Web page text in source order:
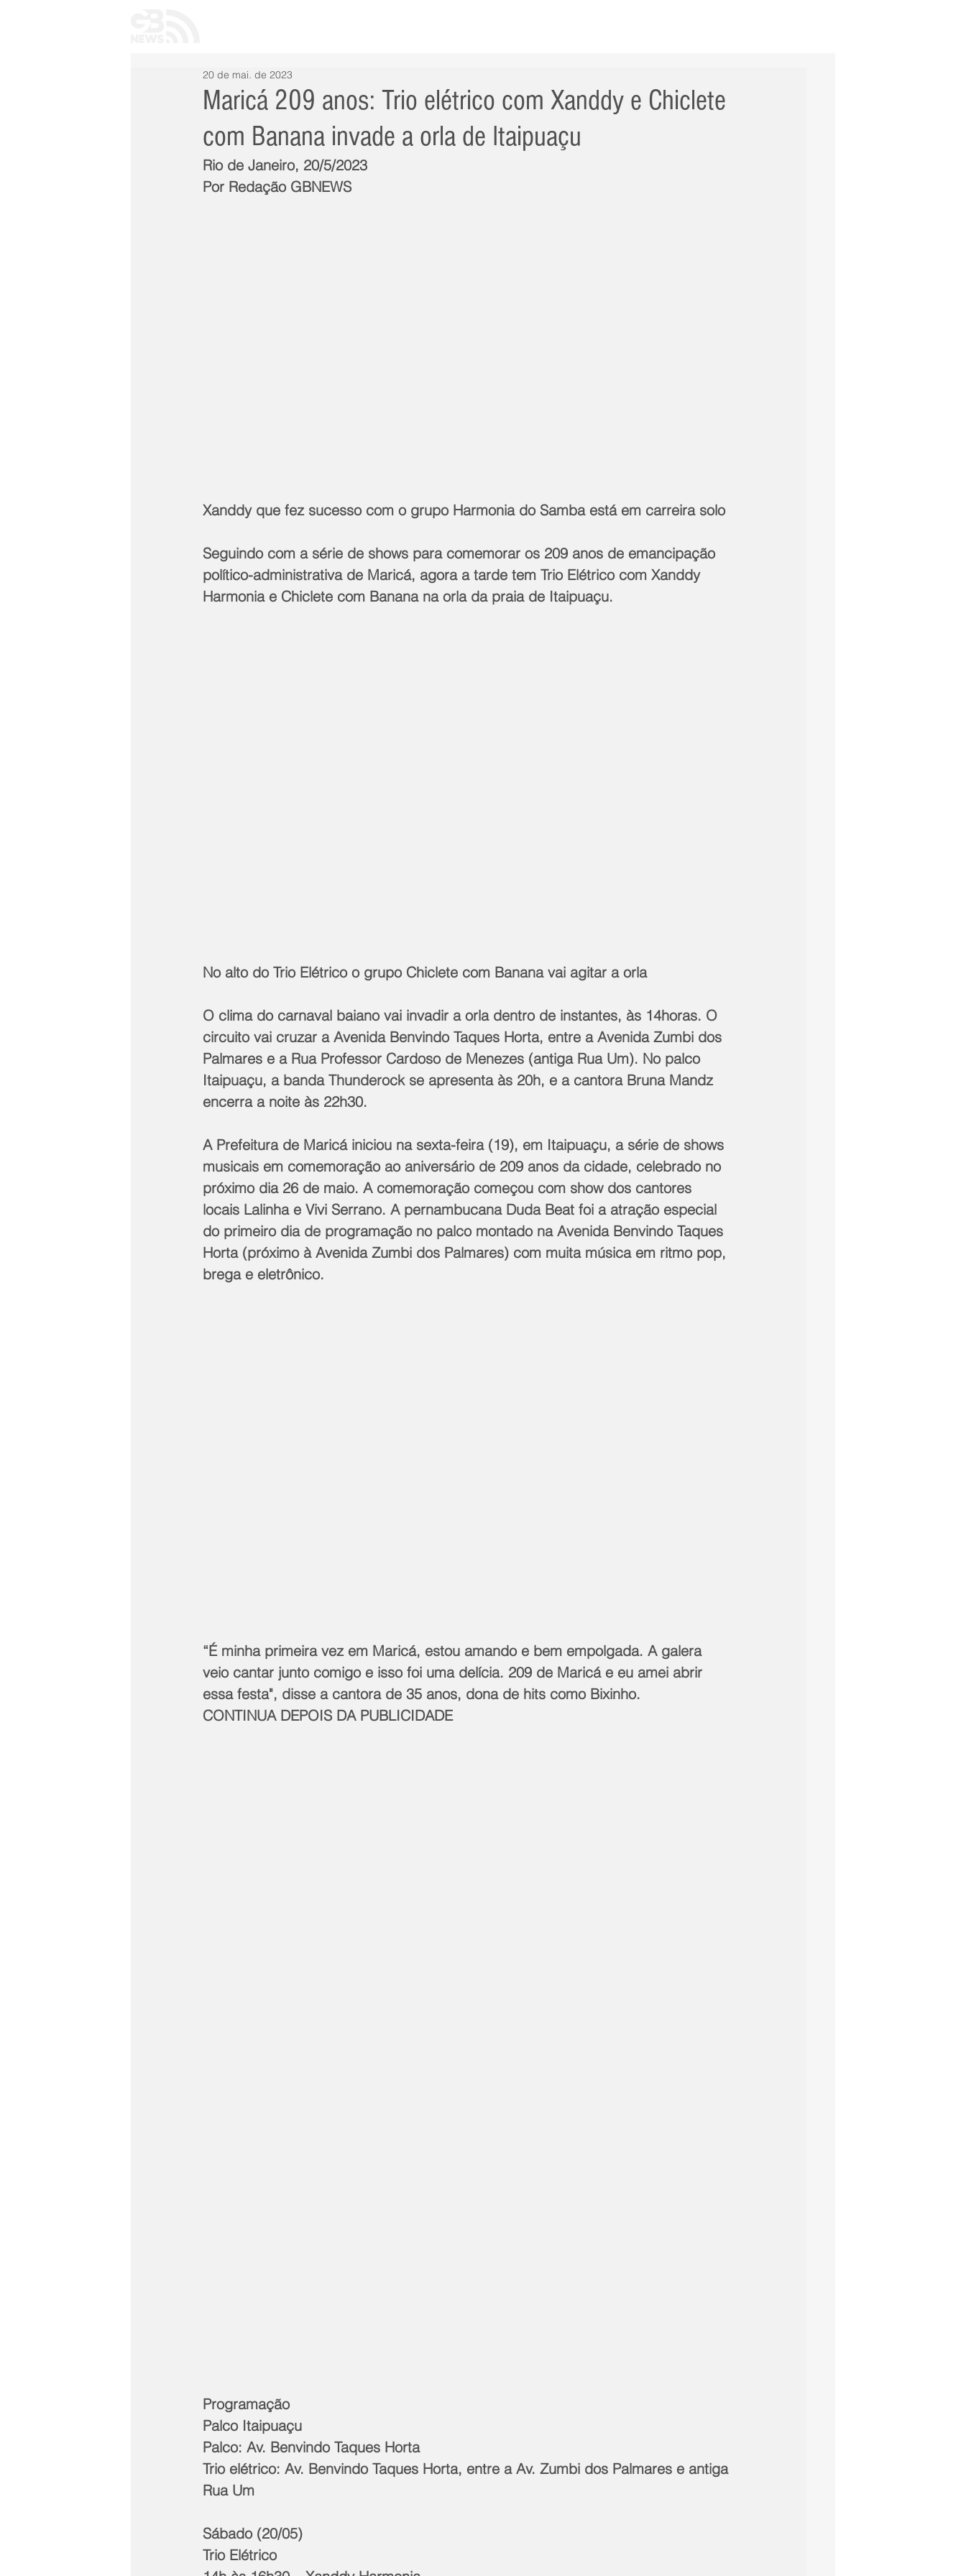
Maricá 209 anos: Trio elétrico com Xanddy e Chiclete
com Banana invade a orla de Itaipuaçu
20 de mai. de 2023
Rio de Janeiro, 20/5/2023
Por Redação GBNEWS
Xanddy que fez sucesso com o grupo Harmonia do Samba está em carreira solo
Seguindo com a série de shows para comemorar os 209 anos de emancipação
político-administrativa de Maricá, agora a tarde tem Trio Elétrico com Xanddy
Harmonia e Chiclete com Banana na orla da praia de Itaipuaçu.
No alto do Trio Elétrico o grupo Chiclete com Banana vai agitar a orla
O clima do carnaval baiano vai invadir a orla dentro de instantes, às 14horas. O
circuito vai cruzar a Avenida Benvindo Taques Horta, entre a Avenida Zumbi dos
Palmares e a Rua Professor Cardoso de Menezes (antiga Rua Um). No palco
Itaipuaçu, a banda Thunderock se apresenta às 20h, e a cantora Bruna Mandz
encerra a noite às 22h30.
A Prefeitura de Maricá iniciou na sexta-feira (19), em Itaipuaçu, a série de shows
musicais em comemoração ao aniversário de 209 anos da cidade, celebrado no
próximo dia 26 de maio. A comemoração começou com show dos cantores
locais Lalinha e Vivi Serrano. A pernambucana Duda Beat foi a atração especial
do primeiro dia de programação no palco montado na Avenida Benvindo Taques
Horta (próximo à Avenida Zumbi dos Palmares) com muita música em ritmo pop,
brega e eletrônico.
“É minha primeira vez em Maricá, estou amando e bem empolgada. A galera
veio cantar junto comigo e isso foi uma delícia. 209 de Maricá e eu amei abrir
essa festa", disse a cantora de 35 anos, dona de hits como Bixinho.
CONTINUA DEPOIS DA PUBLICIDADE
Programação
Palco Itaipuaçu
Palco: Av. Benvindo Taques Horta
Trio elétrico: Av. Benvindo Taques Horta, entre a Av. Zumbi dos Palmares e antiga
Rua Um
Sábado (20/05)
Trio Elétrico